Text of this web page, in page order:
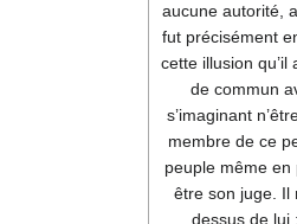
aucune autorité,
fut précisément
cette illusion
de commun
s’imaginant
membre de ce
peuple même en
être son juge. Il
dessus de lui